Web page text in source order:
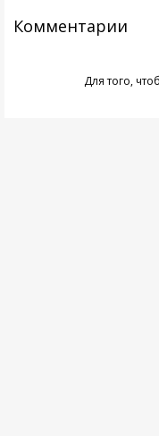
Комментарии
Для того,